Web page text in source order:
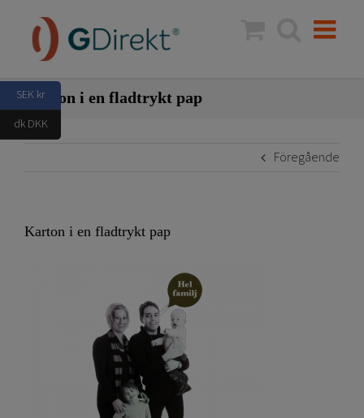
innehållet
Karton i en fladtrykt pap
Föregående
Karton i en fladtrykt pap
SEK kr
dk DKK